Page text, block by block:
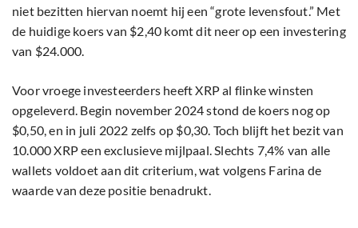
niet bezitten hiervan noemt hij een “grote levensfout.” Met
de huidige koers van $2,40 komt dit neer op een investering
van $24.000.
Voor vroege investeerders heeft XRP al flinke winsten
opgeleverd. Begin november 2024 stond de koers nog op
$0,50, en in juli 2022 zelfs op $0,30. Toch blijft het bezit van
10.000 XRP een exclusieve mijlpaal. Slechts 7,4% van alle
wallets voldoet aan dit criterium, wat volgens Farina de
waarde van deze positie benadrukt.